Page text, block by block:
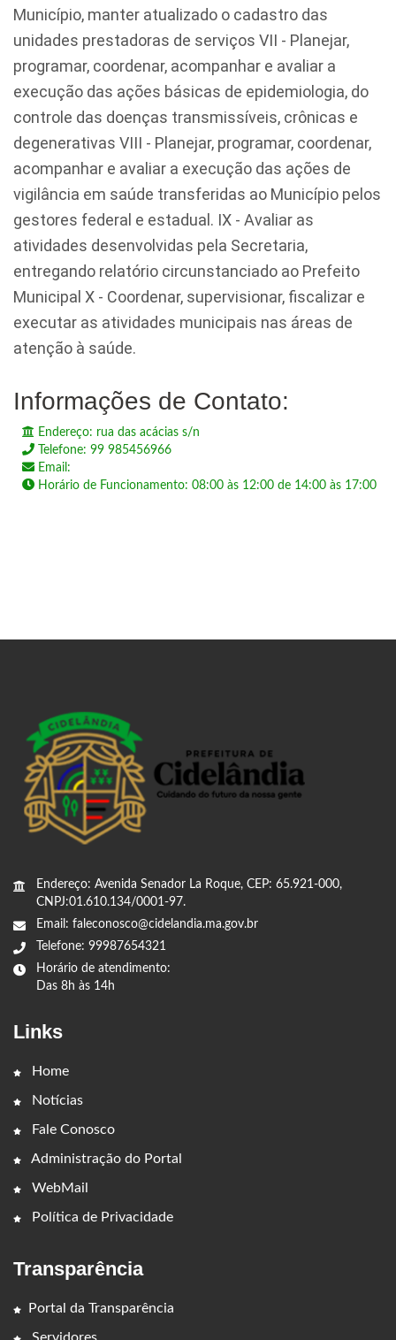
Município, manter atualizado o cadastro das
unidades prestadoras de serviços VII - Planejar,
programar, coordenar, acompanhar e avaliar a
execução das ações básicas de epidemiologia, do
controle das doenças transmissíveis, crônicas e
degenerativas VIII - Planejar, programar, coordenar,
acompanhar e avaliar a execução das ações de
vigilância em saúde transferidas ao Município pelos
gestores federal e estadual. IX - Avaliar as
atividades desenvolvidas pela Secretaria,
entregando relatório circunstanciado ao Prefeito
Municipal X - Coordenar, supervisionar, fiscalizar e
executar as atividades municipais nas áreas de
atenção à saúde.
Informações de Contato:
Endereço: rua das acácias s/n
Telefone: 99 985456966
Email:
Horário de Funcionamento: 08:00 às 12:00 de 14:00 às 17:00
Endereço: Avenida Senador La Roque, CEP: 65.921-000,
CNPJ:01.610.134/0001-97.
Email: faleconosco@cidelandia.ma.gov.br
Telefone: 99987654321
Horário de atendimento:
Das 8h às 14h
Links
Home
Notícias
Fale Conosco
Administração do Portal
WebMail
Política de Privacidade
Transparência
Portal da Transparência